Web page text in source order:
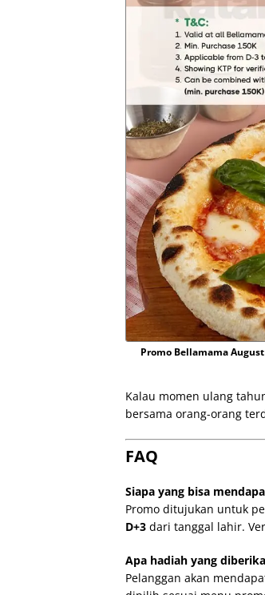
Promo Bellamama
Kalau momen ulang
bersama orang-orang
FAQ
Siapa yang bisa
Promo ditujukan untuk
D+3 dari tanggal lahir.
Apa hadiah yang
Pelanggan akan